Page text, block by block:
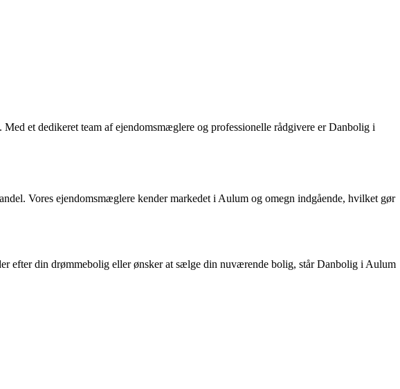
et dedikeret team af ejendomsmæglere og professionelle rådgivere er Danbolig i
Vores ejendomsmæglere kender markedet i Aulum og omegn indgående, hvilket gør
efter din drømmebolig eller ønsker at sælge din nuværende bolig, står Danbolig i Aulum